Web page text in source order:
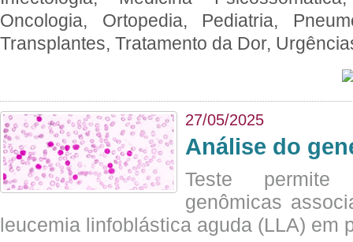
Oncologia, Ortopedia, Pediatria,
Transplantes, Tratamento da Dor,
27/05/2025
Análise do
Teste permite
genômicas
leucemia linfoblástica aguda (LLA) em